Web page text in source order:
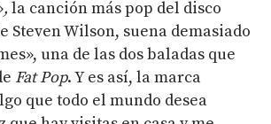
, la canción más pop del disco
Steven Wilson, suena demasiado
, una de las dos baladas que
Fat Pop. Y es así, la marca
que todo el mundo desea